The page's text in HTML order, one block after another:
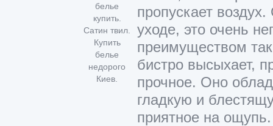
пропускает
уходе, это очень
преимуществом
бистро высыхает,
прочное. Оно
гладкую и
приятное на